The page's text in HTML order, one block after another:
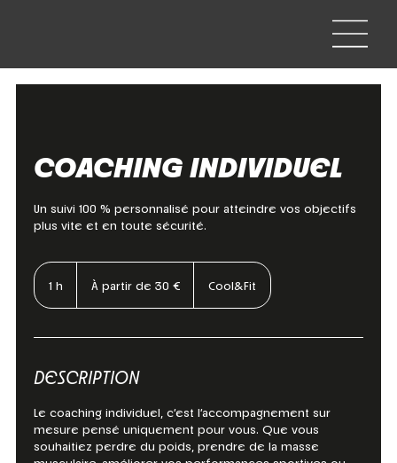
COACHING INDIVIDUEL
Un suivi 100 % personnalisé pour atteindre vos objectifs
plus vite et en toute sécurité.
1 h
euros
À partir de 30 € Cool&Fit
DESCRIPTION
Le coaching individuel, c’est l’accompagnement sur
mesure pensé uniquement pour vous. Que vous
souhaitiez perdre du poids, prendre de la masse